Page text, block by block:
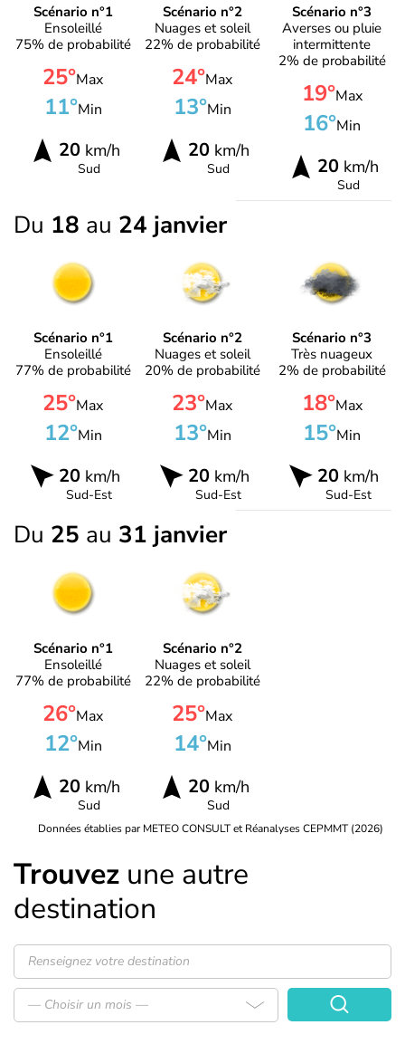
Scénario n°1
Ensoleillé
75% de probabilité
25°Max
11°Min
20km/h
Sud
Scénario n°2
Nuages et soleil
22% de probabilité
24°Max
13°Min
20km/h
Sud
Scénario n°3
Averses ou pluie
intermittente
2% de probabilité
19°Max
16°Min
20 km/h
Sud
Du 18 au 24 janvier
Scénario n°1
Ensoleillé
77% de probabilité
25°Max
12°Min
20km/h
Sud-Est
Scénario n°2
Nuages et soleil
20% de probabilité
23°Max
13°Min
20km/h
Sud-Est
Scénario n°3
Très nuageux
2% de probabilité
18°Max
15°Min
20 km/h
Sud-Est
Du 25 au 31 janvier
Scénario n°1
Ensoleillé
77% de probabilité
26°Max
12°Min
20km/h
Sud
Scénario n°2
Nuages et soleil
22% de probabilité
25°Max
14°Min
20km/h
Sud
Données établies par METEO CONSULT et Réanalyses CEPMMT (2026)
Trouvez une autre
destination
— Choisir un mois —